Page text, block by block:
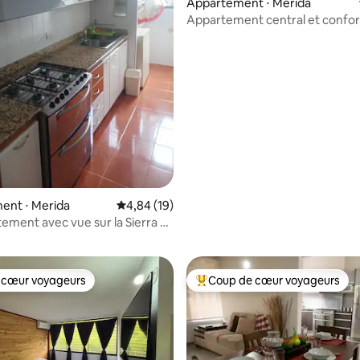
sur la base de 8 commentaires : 5 sur 5
⋅ Merida Évaluation moyenne sur la base de 19
4,84 (19)
avec vue sur la Sierra et
Appartement central et
cœur voyageurs
voyageurs Coups de cœur voyageurs les
Coup de cœur voyageurs